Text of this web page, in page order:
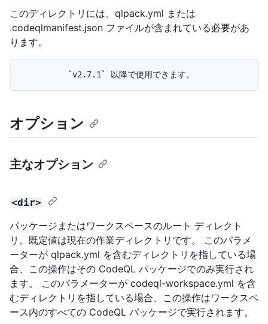
このディレクトリには、qlpack.yml または
.codeqlmanifest.json ファイルが含まれている必要があ
ります。
オプション
主なオプション
<dir>
パッケージまたはワークスペースのルート ディレクト
リ。既定値は現在の作業ディレクトリです。 このパラメ
ーターが qlpack.yml を含むディレクトリを指している場
合、この操作はその CodeQL パッケージでのみ実行され
ます。 このパラメーターが codeql-workspace.yml を含
むディレクトリを指している場合、この操作はワークスペ
ース内のすべての CodeQL パッケージで実行されます。